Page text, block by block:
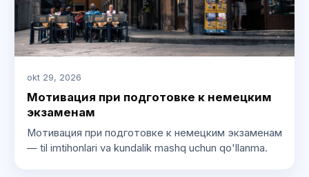
okt 29, 2026
Мотивация при подготовке к немецким
экзаменам
Мотивация при подготовке к немецким экзаменам
— til imtihonlari va kundalik mashq uchun qo'llanma.